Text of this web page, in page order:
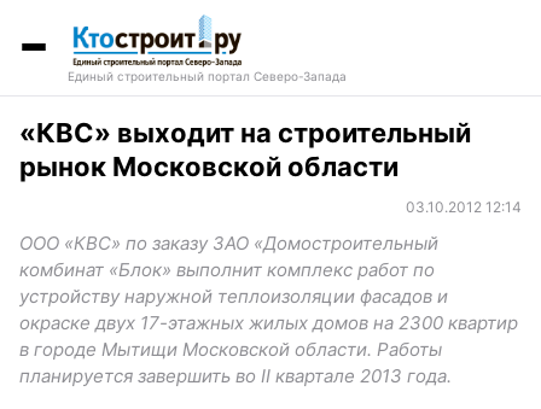
Единый строительный портал Северо-Запада
«КВС» выходит на строительный
рынок Московской области
03.10.2012 12:14
ООО «КВС» по заказу ЗАО «Домостроительный
комбинат «Блок» выполнит комплекс работ по
устройству наружной теплоизоляции фасадов и
окраске двух 17-этажных жилых домов на 2300 квартир
в городе Мытищи Московской области. Работы
планируется завершить во ІІ квартале 2013 года.